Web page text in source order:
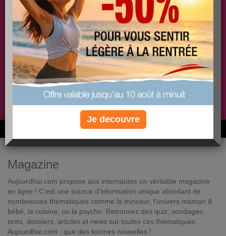
PLUS
EFFICACE
PLUS
SANTÉ
PLUS
COACHING
Non, je préfère le régime gratuit
6M de personnes ont maigri et réappris à manger avec nous
Magazine
Aujourdhui.com propose aux internautes un véritable magazine
en ligne ! C'est une source d'information unique abordant de
nombreuses thématiques comme la minceur, l'univers maman &
bébé, la cuisine, ou la psycho. Retrouvez des quiz, sondages,
tests, dossiers, articles et news sur toutes ces thématiques.
Aujourdhui.com : que des bonnes nouvelles !
Je decouvre